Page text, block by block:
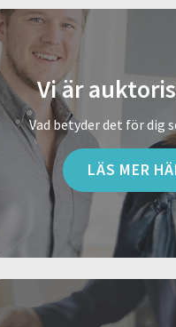
Vi är
Vad betyder det för dig
LÄS MER